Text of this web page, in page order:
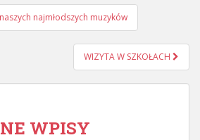
najmłodszych muzyków
WIZYTA W SZKOŁACH
WPISY